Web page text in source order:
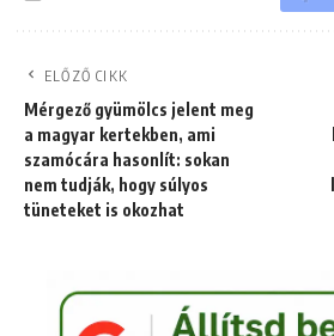
ELŐZŐ CIKK
Mérgező gyümölcs jelent meg
a magyar kertekben, ami
szamócára hasonlít: sokan
nem tudják, hogy súlyos
tüneteket is okozhat